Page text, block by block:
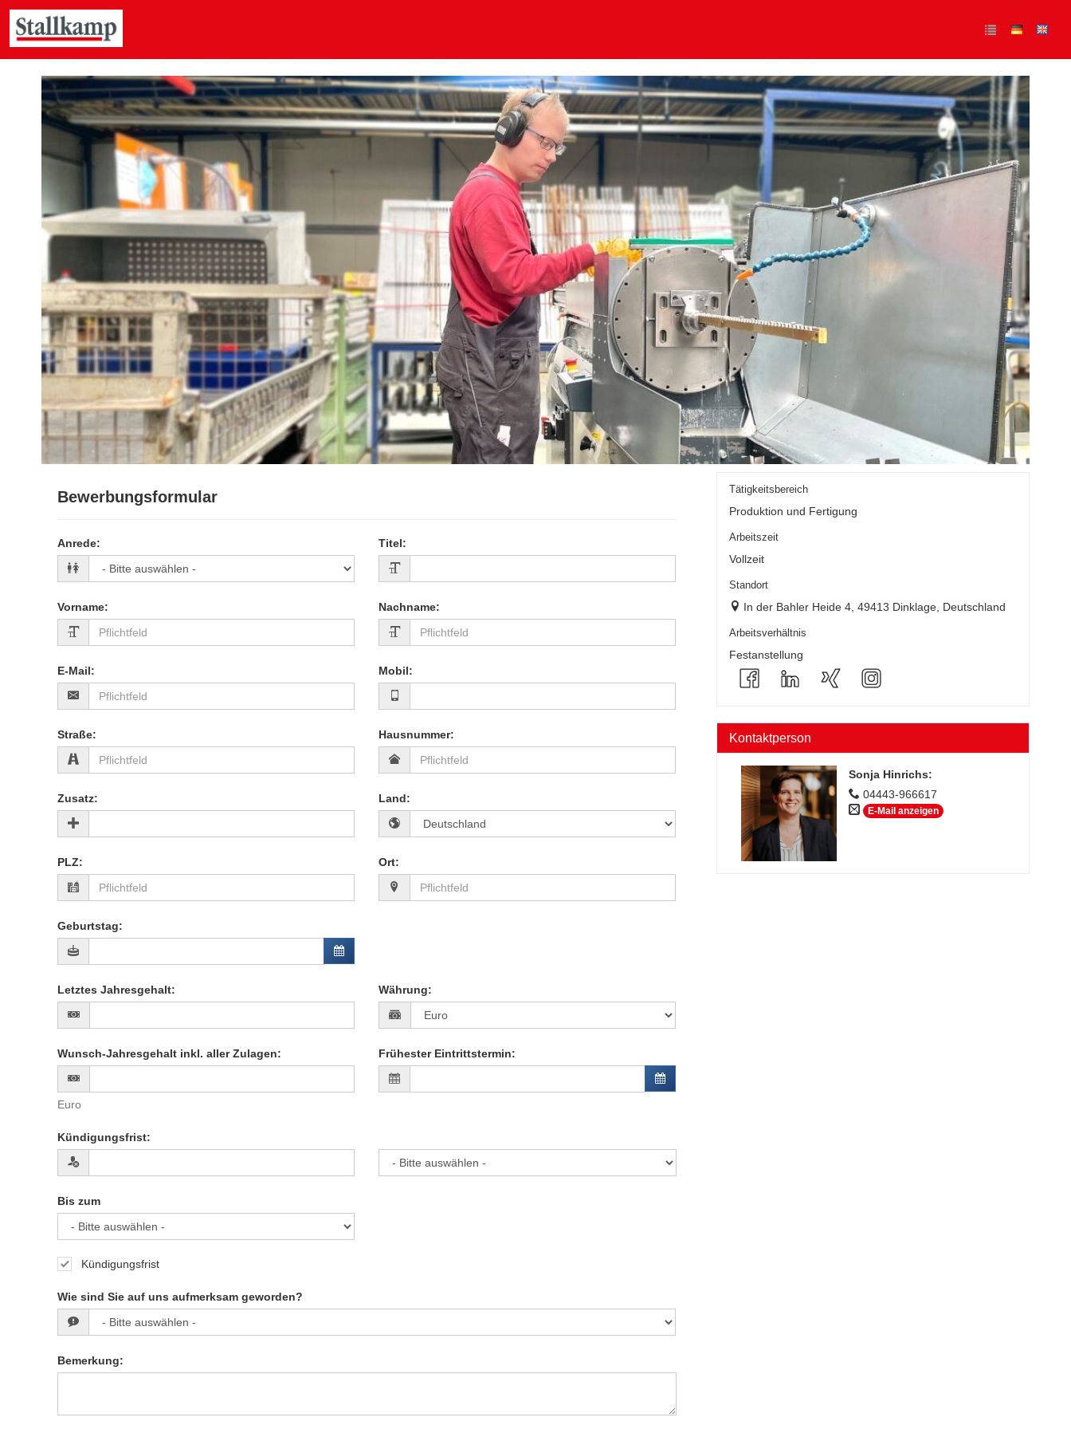
Maschinenbediener (m/w/d)
Bewerbungsformular
Anrede: Titel:
Vorname: Nachname:
E-Mail: Mobil:
Straße: Hausnummer:
Zusatz: Land:
PLZ: Ort:
Geburtstag:
Letztes Jahresgehalt: Währung:
Wunsch-Jahresgehalt inkl. aller Zulagen:
Euro
Frühester Eintrittstermin:
Kündigungsfrist:
Bis zum
Kündigungsfrist
Wie sind Sie auf uns aufmerksam geworden?
Bemerkung:
Tätigkeitsbereich
Produktion und Fertigung
Arbeitszeit
Vollzeit
Standort
In der Bahler Heide 4, 49413 Dinklage, Deutschland
Arbeitsverhältnis
Festanstellung
Kontaktperson
Sonja Hinrichs:
04443-966617
E-Mail anzeigen